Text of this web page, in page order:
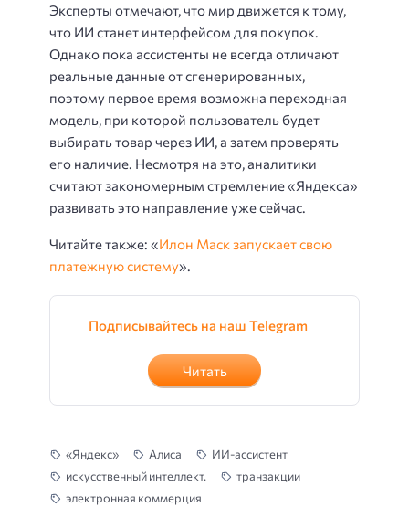
Эксперты отмечают, что мир движется к тому,
что ИИ станет интерфейсом для покупок.
Однако пока ассистенты не всегда отличают
реальные данные от сгенерированных,
поэтому первое время возможна переходная
модель, при которой пользователь будет
выбирать товар через ИИ, а затем проверять
его наличие. Несмотря на это, аналитики
считают закономерным стремление «Яндекса»
развивать это направление уже сейчас.
Читайте также: «Илон Маск запускает свою
платежную систему».
Подписывайтесь на наш Telegram
Читать
«Яндекс» Алиса
ИИ-ассистент
искусственный интеллект.
транзакции
электронная коммерция